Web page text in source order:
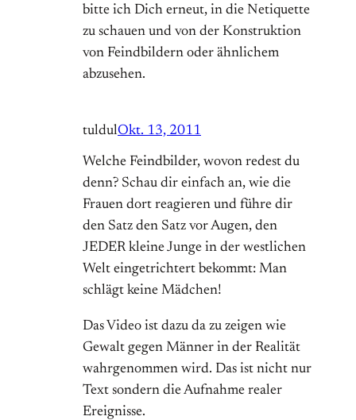
bitte ich Dich erneut, in die Netiquette
zu schauen und von der Konstruktion
von Feindbildern oder ähnlichem
abzusehen.
tuldulOkt. 13, 2011
Welche Feindbilder, wovon redest du
denn? Schau dir einfach an, wie die
Frauen dort reagieren und führe dir
den Satz den Satz vor Augen, den
JEDER kleine Junge in der westlichen
Welt eingetrichtert bekommt: Man
schlägt keine Mädchen!
Das Video ist dazu da zu zeigen wie
Gewalt gegen Männer in der Realität
wahrgenommen wird. Das ist nicht nur
Text sondern die Aufnahme realer
Ereignisse.